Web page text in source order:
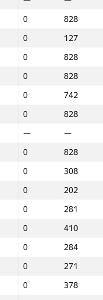
0
828
0
127
0
828
0
828
0
742
0
828
—
—
0
828
0
308
0
202
0
281
0
410
0
284
0
271
0
378
0
828
0
127
0
828
0
828
0
742
0
828
—
—
0
828
0
308
0
202
0
281
0
410
0
284
0
271
0
378